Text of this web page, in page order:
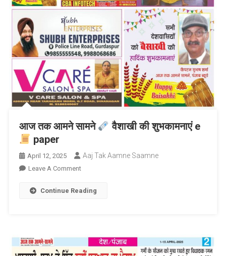
आज तक आमने सामने
वैशाखी की शुभकामनाएं e
paper
April 12, 2025 Aaj Tak Aamne Saamne
Leave A CommentOn
तक
वैशाखी
की
Continue Reading